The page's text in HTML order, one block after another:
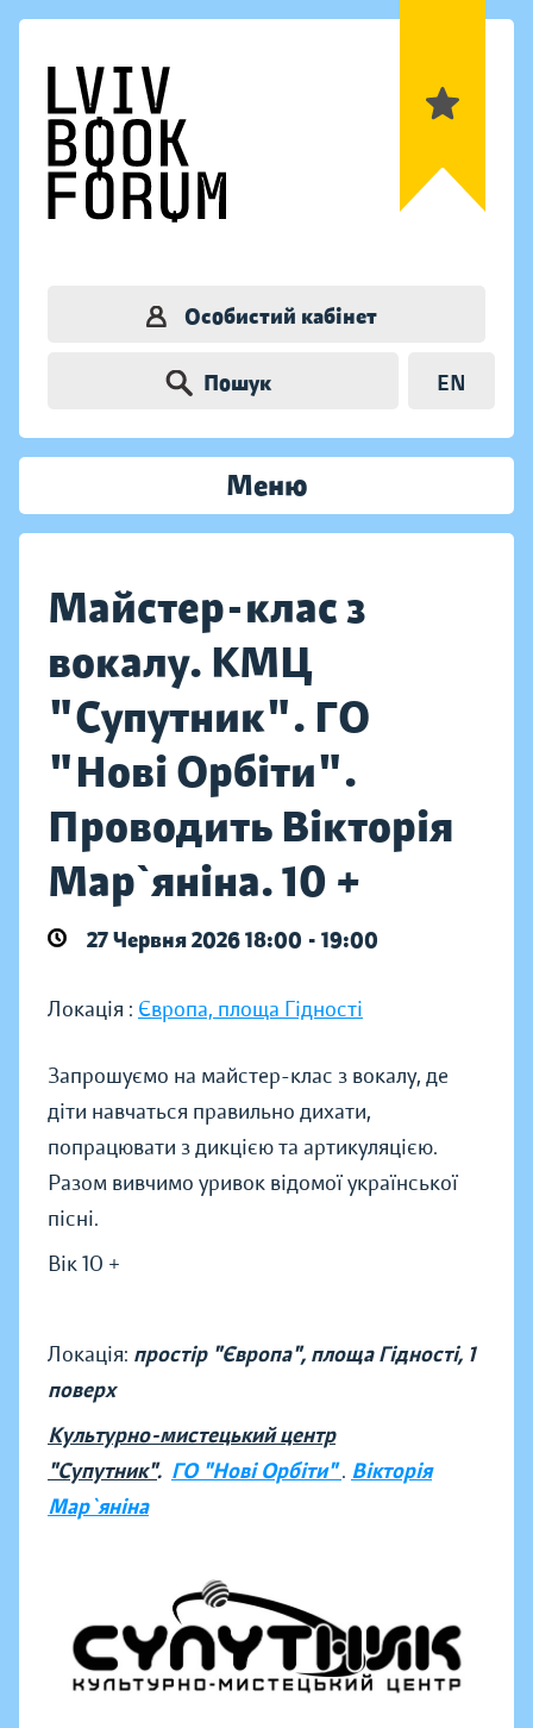
Особистий кабінет
Пошук EN
Меню
Майстер-клас з
вокалу. КМЦ
"Супутник". ГО
"Нові Орбіти".
Проводить Вікторія
Мар`яніна. 10 +
27 Червня 2026 18:00 - 19:00
Локація : Європа, площа Гідності
Запрошуємо на майстер-клас з вокалу, де
діти навчаться правильно дихати,
попрацювати з дикцією та артикуляцією.
Разом вивчимо уривок відомої української
пісні.
Вік 10 +
Локація: простір "Європа", площа Гідності, 1
поверх
Культурно-мистецький центр
"Супутник". ГО "Нові Орбіти". Вікторія
Мар`яніна